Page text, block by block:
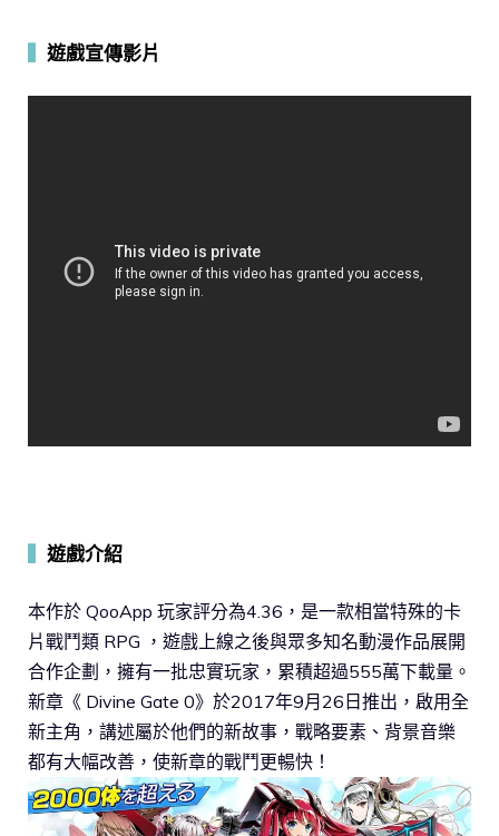
遊戲宣傳影片
遊戲介紹
本作於 QooApp 玩家評分為4.36，是一款相當特殊的卡
片戰鬥類 RPG ，遊戲上線之後與眾多知名動漫作品展開
合作企劃，擁有一批忠實玩家，累積超過555萬下載量。
新章《 Divine Gate 0》於2017年9月26日推出，啟用全
新主角，講述屬於他們的新故事，戰略要素、背景音樂
都有大幅改善，使新章的戰鬥更暢快！